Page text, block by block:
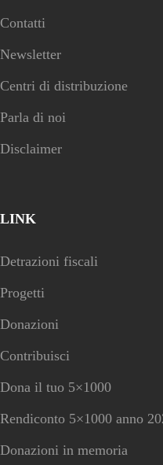
Contatti
Newsletter
Centri di distribuzione
Parla di noi
Disclaimer
LINK
Detrazioni fiscali
Progetti
Donazioni
Contribuisci
Dona il tuo 5×1000
Rendiconto 5×1000 anno
Donazioni in memoria